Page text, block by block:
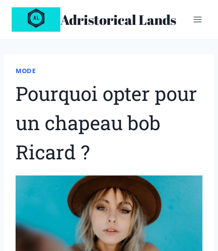
Aller
contenu
Adristorical Lands
MODE
Pourquoi opter pour
un chapeau bob
Ricard ?